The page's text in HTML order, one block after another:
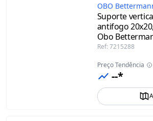
OBO
Suporte
antifogo
Obo
Ref: 7215288
Preço Tendência
--*